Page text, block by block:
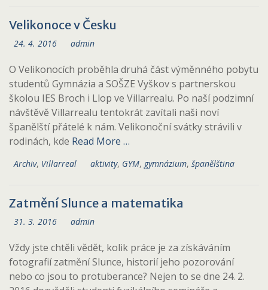
Velikonoce v Česku
24. 4. 2016 admin
O Velikonocích proběhla druhá část výměnného pobytu
studentů Gymnázia a SOŠZE Vyškov s partnerskou
školou IES Broch i Llop ve Villarrealu. Po naší podzimní
návštěvě Villarrealu tentokrát zavítali naši noví
španělští přátelé k nám. Velikonoční svátky strávili v
rodinách, kde Read More …
Archiv, Villarreal aktivity, GYM, gymnázium, španělština
Zatmění Slunce a matematika
31. 3. 2016 admin
Vždy jste chtěli vědět, kolik práce je za získáváním
fotografií zatmění Slunce, historií jeho pozorování
nebo co jsou to protuberance? Nejen to se dne 24. 2.